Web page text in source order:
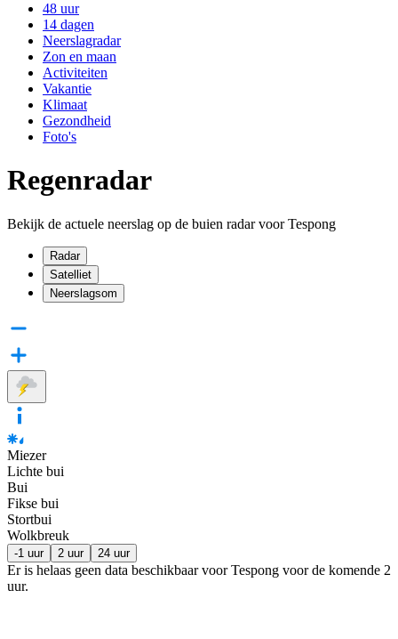
48 uur
14 dagen
Neerslagradar
Zon en maan
Activiteiten
Vakantie
Klimaat
Gezondheid
Foto's
Regenradar
Bekijk de actuele neerslag op de buien radar voor Tespong
Radar
Satelliet
Neerslagsom
Miezer
Lichte bui
Bui
Fikse bui
Stortbui
Wolkbreuk
-1 uur 2 uur 24 uur
Er is helaas geen data beschikbaar voor Tespong voor de komende 2
uur.